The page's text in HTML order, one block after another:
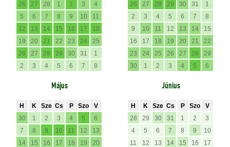
26
27 28 1 2 3
4
5
6 7 8 9 10
11
12
13 14 15 16 17
18
19
20 21 22 23 24
25
26
27 28 29 30 31
1
2
3 4 5 6 7 8
26
27 28 29 30 31
1
2
3 4 5 6 7
8
9
10 11 12 13 14
15
16
17 18 19 20 21
22
23
24 25 26 27 28
29
30
1 2 3 4 5 6
Május
H K Sze Cs P Szo
V
30
1 2 3 4 5
6
7
8 9 10 11 12
13
14
15 16 17 18 19
20
Június
H K Sze Cs P Szo
V
28
29 30 31 1 2
3
4
5 6 7 8 9
10
11
12 13 14 15 16
17